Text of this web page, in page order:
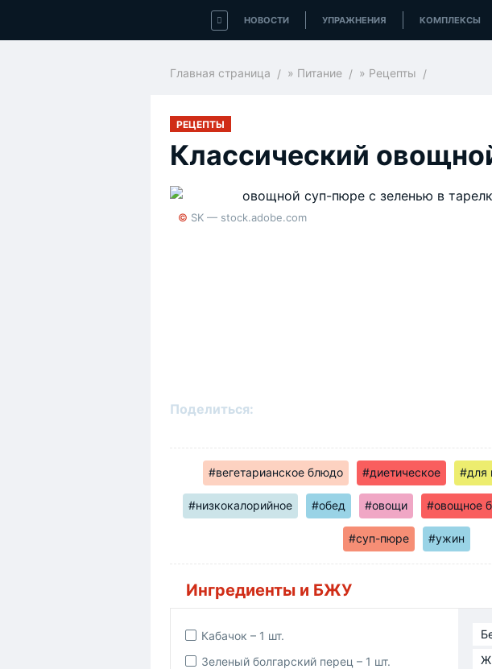
НОВОСТИ УПРАЖНЕНИЯ КОМПЛЕКСЫ
Главная страница » Питание » Рецепты
РЕЦЕПТЫ
Классический
© SK — stock.adobe.com
Поделиться:
#вегетарианское блюдо #диетическое #для
#низкокалорийное #обед #овощи #овощное
#суп-пюре #ужин
Ингредиенты и БЖУ
Кабачок – 1 шт.
Зеленый болгарский перец – 1 шт.